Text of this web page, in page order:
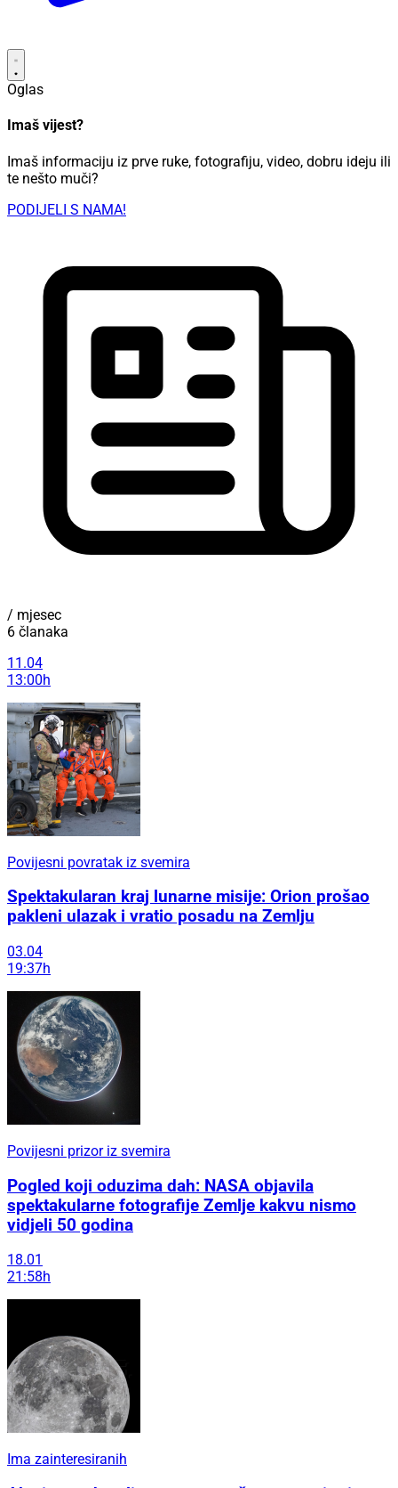
Oglas
Imaš vijest?
Imaš informaciju iz prve ruke, fotografiju, video, dobru ideju ili
te nešto muči?
PODIJELI S NAMA!
/ mjesec
6 članaka
11.04
13:00h
Povijesni povratak iz svemira
Spektakularan kraj lunarne misije: Orion prošao
pakleni ulazak i vratio posadu na Zemlju
03.04
19:37h
Povijesni prizor iz svemira
Pogled koji oduzima dah: NASA objavila
spektakularne fotografije Zemlje kakvu nismo
vidjeli 50 godina
18.01
21:58h
Ima zainteresiranih